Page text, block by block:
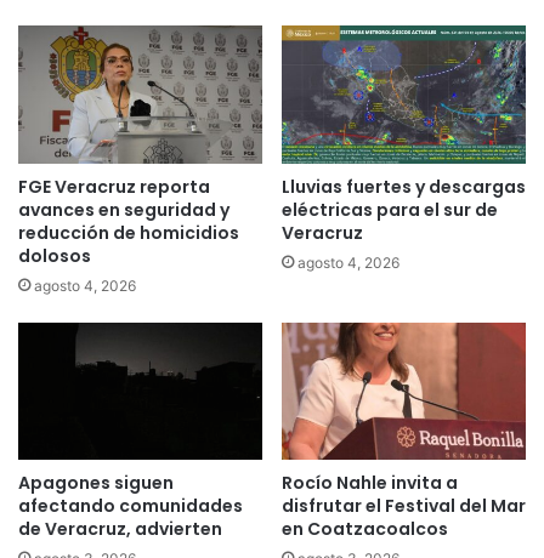
FGE Veracruz reporta
avances en seguridad y
reducción de homicidios
dolosos
agosto 4, 2026
Lluvias fuertes y descargas
eléctricas para el sur de
Veracruz
agosto 4, 2026
Apagones siguen
afectando comunidades
de Veracruz, advierten
Rocío Nahle invita a
disfrutar el Festival del Mar
en Coatzacoalcos